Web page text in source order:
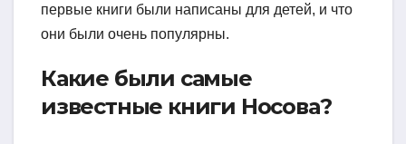
первые книги были написаны для детей, и что
они были очень популярны.
Какие были самые
известные книги Носова?